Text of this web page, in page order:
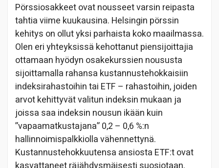
Pörssiosakkeet ovat nousseet varsin reipasta
tahtia viime kuukausina. Helsingin pörssin
kehitys on ollut yksi parhaista koko maailmassa.
Olen eri yhteyksissä kehottanut piensijoittajia
ottamaan hyödyn osakekurssien noususta
sijoittamalla rahansa kustannustehokkaisiin
indeksirahastoihin tai ETF – rahastoihin, joiden
arvot kehittyvät valitun indeksin mukaan ja
joissa saa indeksin nousun ikään kuin
”vapaamatkustajana” 0,2 – 0,6 %:n
hallinnoimispalkkiolla vähennettynä.
Kustannustehokkuutensa ansiosta ETF:t ovat